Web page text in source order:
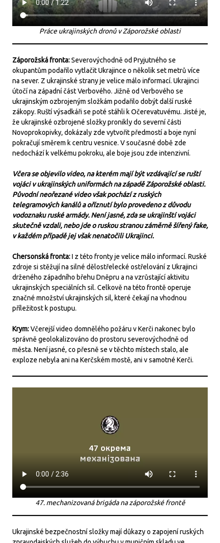
Práce ukrajinských dronů v Záporožské oblasti
Záporožská fronta:Severovýchodně od Pryjutného se
okupantům podařilo vytlačit Ukrajince o několik set metrů více
na sever. Z ukrajinské strany je velice málo informací. Ukrajinci
útočí na západní část Verbového. Jižně od Verbového se
ukrajinským ozbrojeným složkám podařilo dobýt další ruské
zákopy. Ruští výsadkáři se poté stáhli k Očerevatuvému. Jisté je,
že ukrajinské ozbrojené složky pronikly do severní části
Novoprokopivky, dokázaly zde vytvořit předmostí a boje nyní
pokračují směrem k centru vesnice. V současné době zde
nedochází k velkému pokroku, ale boje jsou zde intenzivní.
Včera se objevilo video, na kterém mají být vzdávající se ruští
vojáci v ukrajinských uniformách na západě Záporožské oblasti.
Původní neořezané video však pochází z ruských
telegramových kanálů a oříznutí bylo provedeno z důvodu
vodoznaku ruské armády. Není jasné, zda se ukrajinští vojáci
skutečně vzdali, nebo jde o ruskou stranou záměrně šířený fake,
v každém případě jej však nenatočili Ukrajinci.
Chersonská fronta:I z této fronty je velice málo informací. Ruské
zdroje si stěžují na silné dělostřelecké ostřelování z Ukrajinci
drženého západního břehu Dněpru a na vzrůstající aktivitu
ukrajinských speciálních sil. Celkově na této frontě operuje
značné množství ukrajinských sil, které čekají na vhodnou
příležitost k postupu.
Krym:Včerejší video domnělého požáru v Kerči nakonec bylo
správně geolokalizováno do prostoru severovýchodně od
města. Není jasné, co přesně se v těchto místech stalo, ale
exploze nebyla ani na Kerčském mostě, ani v samotné Kerči.
47. mechanizovaná brigáda na záporožské frontě
Ukrajinské bezpečnostní složky mají důkazy o zapojení ruských